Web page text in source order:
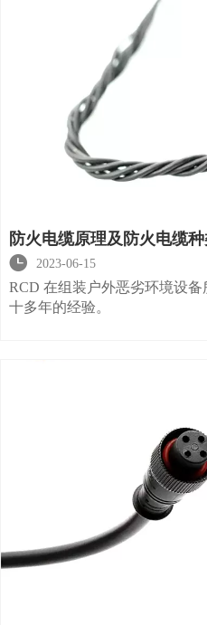
防火电缆原理及防火电缆

2023-06-15
RCD 在组装户外恶劣环境设
十多年的经验。